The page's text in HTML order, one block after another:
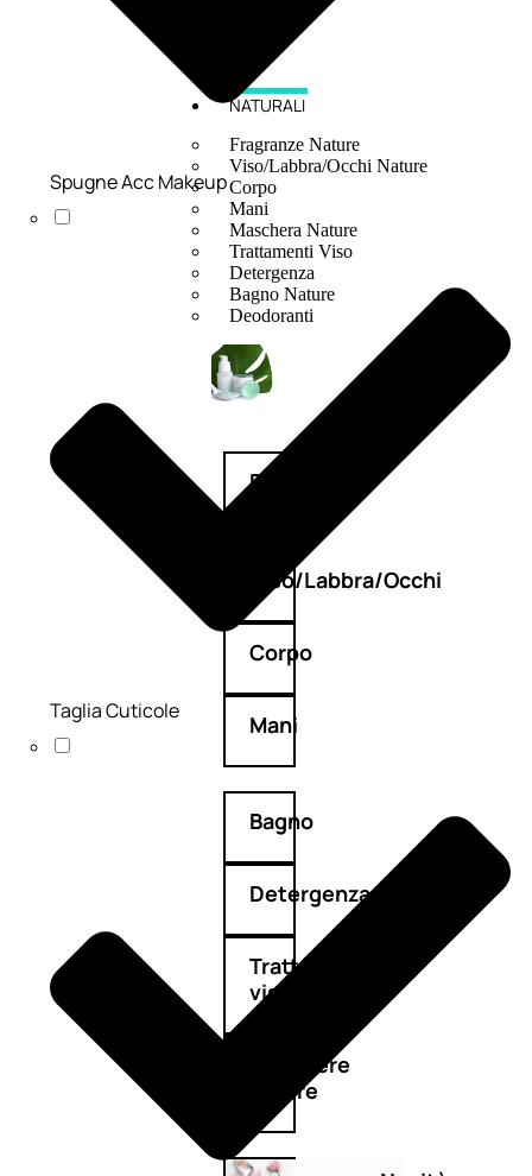
NATURALI
Fragranze Nature
Viso/Labbra/Occhi Nature
Corpo
Mani
Maschera Nature
Trattamenti Viso
Detergenza
Bagno Nature
Deodoranti
Profumi
Viso/Labbra/Occhi
Corpo
Mani
Bagno
Detergenza
Trattamenti
viso
Maschere
nature
Spugne Acc Makeup
Taglia Cuticole